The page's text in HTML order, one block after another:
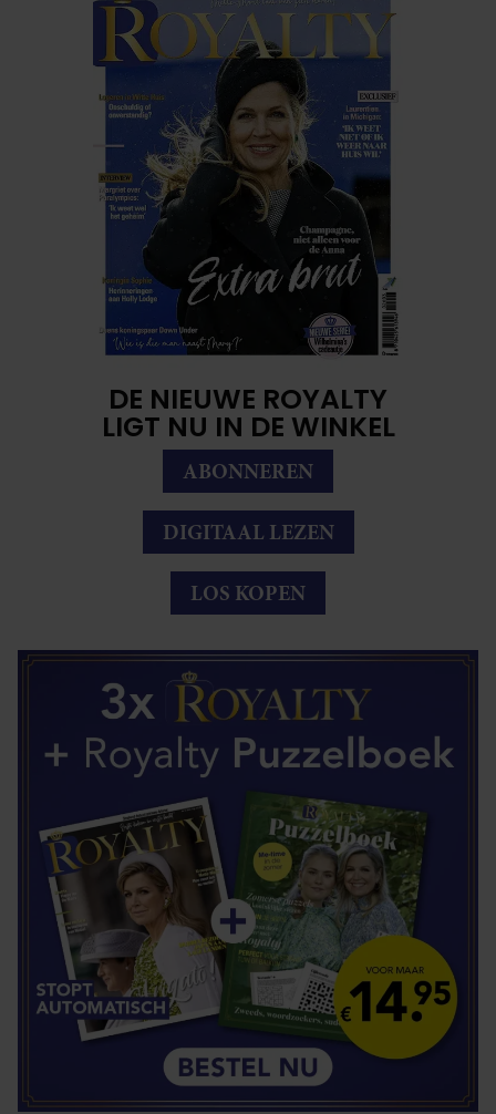
DE NIEUWE ROYALTY
LIGT NU IN DE WINKEL
ABONNEREN
DIGITAAL LEZEN
LOS KOPEN